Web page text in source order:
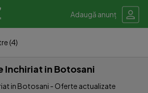
Adaugă anunț
(4)
Inchiriat in Botosani
in Botosani - Oferte actualizate